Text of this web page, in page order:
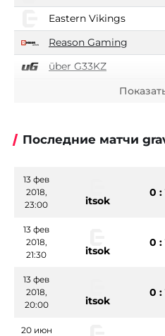
Eastern Vikings
Reason Gaming
über G33KZ
naptoR.factory
Последние матчи
13 фев
2018,
23:00
itsok
0 :
13 фев
2018,
21:30
itsok
0 :
13 фев
2018,
20:00
itsok
0 :
20 июн